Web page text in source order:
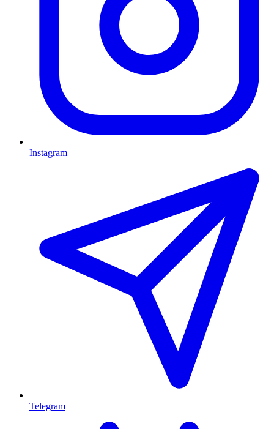
Instagram
Telegram